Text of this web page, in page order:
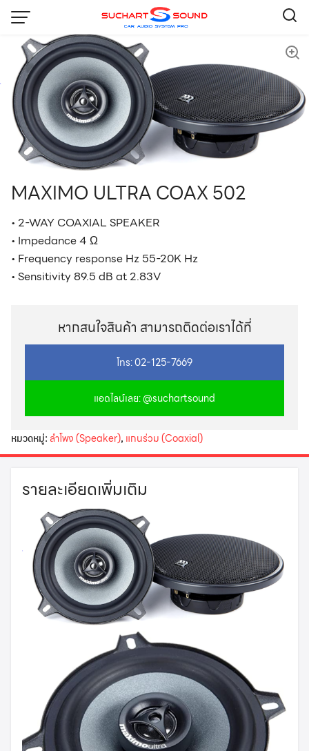
Skip
content
🔍
MAXIMO ULTRA COAX 502
• 2-WAY COAXIAL SPEAKER
• Impedance 4 Ω
• Frequency response Hz 55-20K Hz
• Sensitivity 89.5 dB at 2.83V
หากสนใจสินค้า สามารถติดต่อเราได้ที่
โทร: 02-125-7669
แอดไลน์เลย: @suchartsound
หมวดหมู่: ลำโพง (Speaker), แกนร่วม (Coaxial)
รายละเอียดเพิ่มเติม